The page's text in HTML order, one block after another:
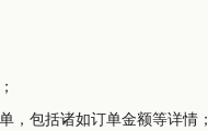
，包括诸如订单金额等详情；